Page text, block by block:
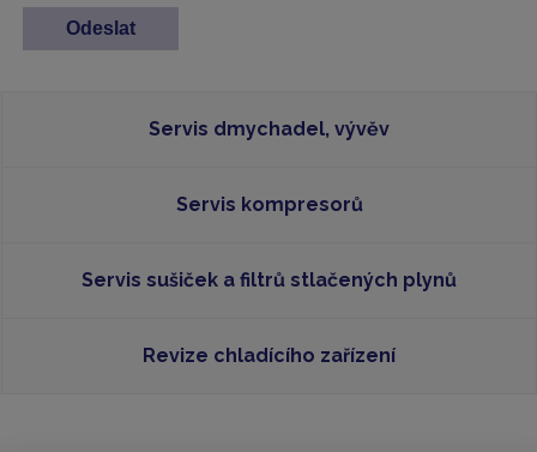
Servis dmychadel, vývěv
Servis kompresorů
Servis sušiček a filtrů stlačených plynů
Revize chladícího zařízení